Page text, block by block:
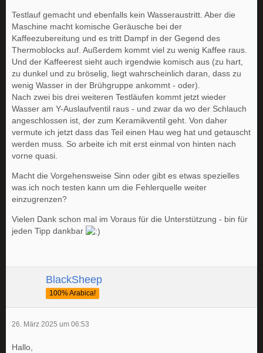
Testlauf gemacht und ebenfalls kein Wasseraustritt. Aber die
Maschine macht komische Geräusche bei der
Kaffeezubereitung und es tritt Dampf in der Gegend des
Thermoblocks auf. Außerdem kommt viel zu wenig Kaffee raus.
Und der Kaffeerest sieht auch irgendwie komisch aus (zu hart,
zu dunkel und zu bröselig, liegt wahrscheinlich daran, dass zu
wenig Wasser in der Brühgruppe ankommt - oder).
Nach zwei bis drei weiteren Testläufen kommt jetzt wieder
Wasser am Y-Auslaufventil raus - und zwar da wo der Schlauch
angeschlossen ist, der zum Keramikventil geht. Von daher
vermute ich jetzt dass das Teil einen Hau weg hat und getauscht
werden muss. So arbeite ich mit erst einmal von hinten nach
vorne quasi.
Macht die Vorgehensweise Sinn oder gibt es etwas spezielles
was ich noch testen kann um die Fehlerquelle weiter
einzugrenzen?
Vielen Dank schon mal im Voraus für die Unterstützung - bin für
jeden Tipp dankbar
BlackSheep
100% Arabica!
26. März 2025 um 06:53
Hallo,